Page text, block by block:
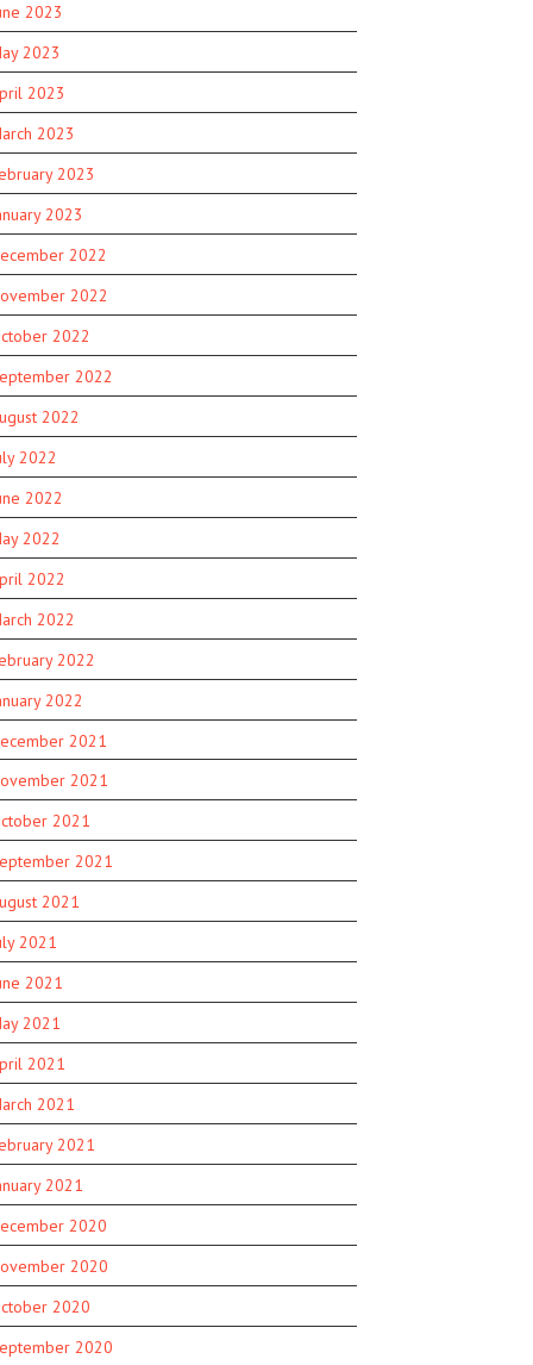
2023
2023
2023
2023
2023
2023
2022
2022
2022
2022
2022
2022
2022
2022
2022
2022
2022
2022
2021
2021
2021
2021
2021
2021
2021
2021
2021
2021
2021
2021
2020
2020
2020
2020